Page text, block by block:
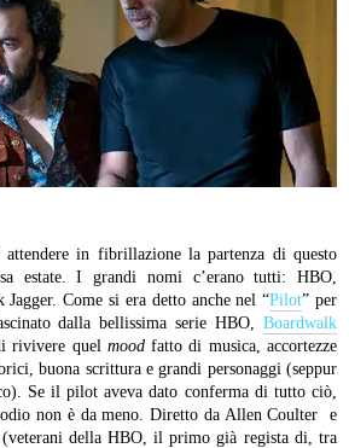
in fibrillazione la partenza di questo
estate. I grandi nomi c’erano tutti: HBO,
Jagger. Come si era detto anche nel “Pilot” per
dalla bellissima serie HBO, Boardwalk
rivivere quel moodfatto di musica, accortezze
buona scrittura e grandi personaggi (seppur
Se il pilot aveva dato conferma di tutto ciò,
non è da meno. Diretto da Allen Coulter e
(veterani della HBO, il primo già regista di, tra